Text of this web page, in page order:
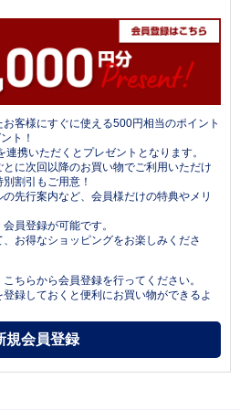
客様にすぐに使える500円相当のポイント
ト！
携いただくとプレゼントとなります。
に次回以降のお買い物でご利用いただけ
割引もご用意！
先行案内など、会員様だけの特典やメリ
員登録が可能です。
お得なショッピングをお楽しみくださ
ちらから会員登録を行ってください。
録しておくと便利にお買い物ができるよ